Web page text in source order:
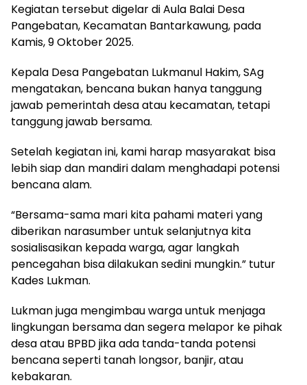
Kegiatan tersebut digelar di Aula Balai Desa
Pangebatan, Kecamatan Bantarkawung, pada
Kamis, 9 Oktober 2025.
Kepala Desa Pangebatan Lukmanul Hakim, SAg
mengatakan, bencana bukan hanya tanggung
jawab pemerintah desa atau kecamatan, tetapi
tanggung jawab bersama.
Setelah kegiatan ini, kami harap masyarakat bisa
lebih siap dan mandiri dalam menghadapi potensi
bencana alam.
“Bersama-sama mari kita pahami materi yang
diberikan narasumber untuk selanjutnya kita
sosialisasikan kepada warga, agar langkah
pencegahan bisa dilakukan sedini mungkin.” tutur
Kades Lukman.
Lukman juga mengimbau warga untuk menjaga
lingkungan bersama dan segera melapor ke pihak
desa atau BPBD jika ada tanda-tanda potensi
bencana seperti tanah longsor, banjir, atau
kebakaran.